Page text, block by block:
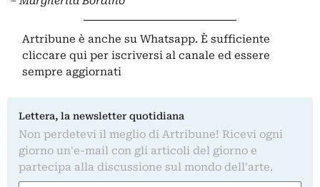
Artribune è anche su Whatsapp. È sufficiente
cliccare qui per iscriversi al canale ed essere
sempre aggiornati
Lettera, la newsletter quotidiana
Non perdetevi il meglio di Artribune! Ricevi ogni
giorno un'e-mail con gli articoli del giorno e
partecipa alla discussione sul mondo dell'arte.